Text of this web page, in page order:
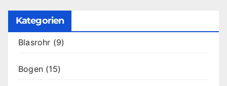
Kategorien
Blasrohr (9)
Bogen (15)